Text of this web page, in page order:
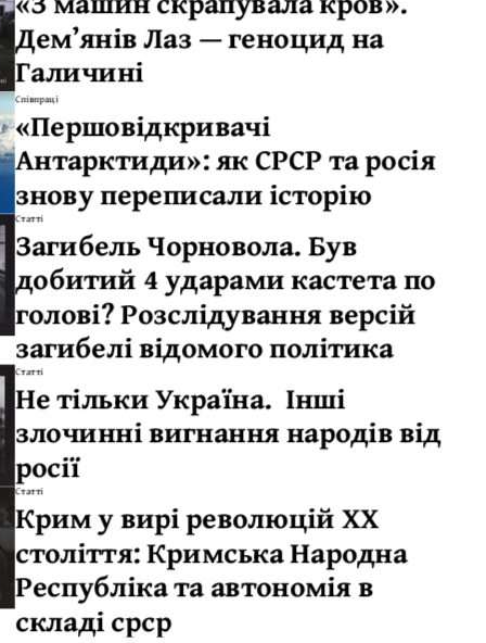
Демʼянів Лаз — геноцид на
Галичині
Співпраці
«Першовідкривачі
Антарктиди»: як СРСР та росія
знову переписали історію
Статті
Загибель Чорновола. Був
добитий 4 ударами кастета по
голові? Розслідування версій
загибелі відомого політика
Статті
Не тільки Україна. Інші
злочинні вигнання народів від
росії
Статті
Крим у вирі революцій ХХ
століття: Кримська Народна
Республіка та автономія в
складі срср